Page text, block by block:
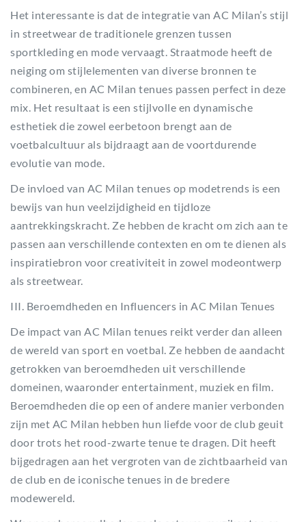
Het interessante is dat de integratie van AC Milan’s stijl
in streetwear de traditionele grenzen tussen
sportkleding en mode vervaagt. Straatmode heeft de
neiging om stijlelementen van diverse bronnen te
combineren, en AC Milan tenues passen perfect in deze
mix. Het resultaat is een stijlvolle en dynamische
esthetiek die zowel eerbetoon brengt aan de
voetbalcultuur als bijdraagt aan de voortdurende
evolutie van mode.
De invloed van AC Milan tenues op modetrends is een
bewijs van hun veelzijdigheid en tijdloze
aantrekkingskracht. Ze hebben de kracht om zich aan te
passen aan verschillende contexten en om te dienen als
inspiratiebron voor creativiteit in zowel modeontwerp
als streetwear.
III. Beroemdheden en Influencers in AC Milan Tenues
De impact van AC Milan tenues reikt verder dan alleen
de wereld van sport en voetbal. Ze hebben de aandacht
getrokken van beroemdheden uit verschillende
domeinen, waaronder entertainment, muziek en film.
Beroemdheden die op een of andere manier verbonden
zijn met AC Milan hebben hun liefde voor de club geuit
door trots het rood-zwarte tenue te dragen. Dit heeft
bijgedragen aan het vergroten van de zichtbaarheid van
de club en de iconische tenues in de bredere
modewereld.